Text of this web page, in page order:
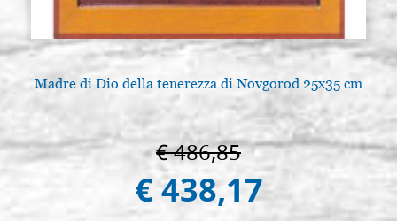
Madre di Dio della tenerezza di Novgorod 25x35 cm
€ 486,85
€ 438,17